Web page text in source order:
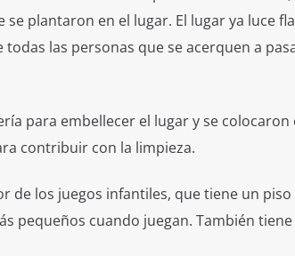
plantaron en el lugar. El lugar ya luce
las personas que se acerquen a
para embellecer el lugar y se colocaron
contribuir con la limpieza.
de los juegos infantiles, que tiene un
pequeños cuando juegan. También